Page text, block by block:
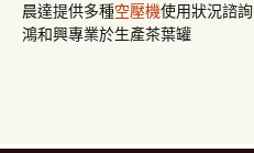
晨達提供多種空壓機使用狀況諮詢
鴻和興專業於生產茶葉罐